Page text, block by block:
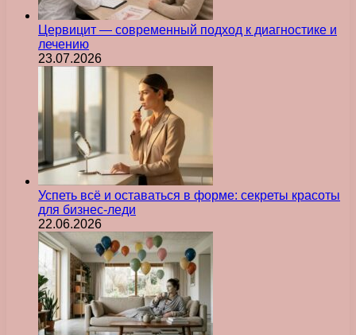
Цервицит — современный подход к диагностике и
лечению
23.07.2026
Успеть всё и оставаться в форме: секреты красоты
для бизнес-леди
22.06.2026